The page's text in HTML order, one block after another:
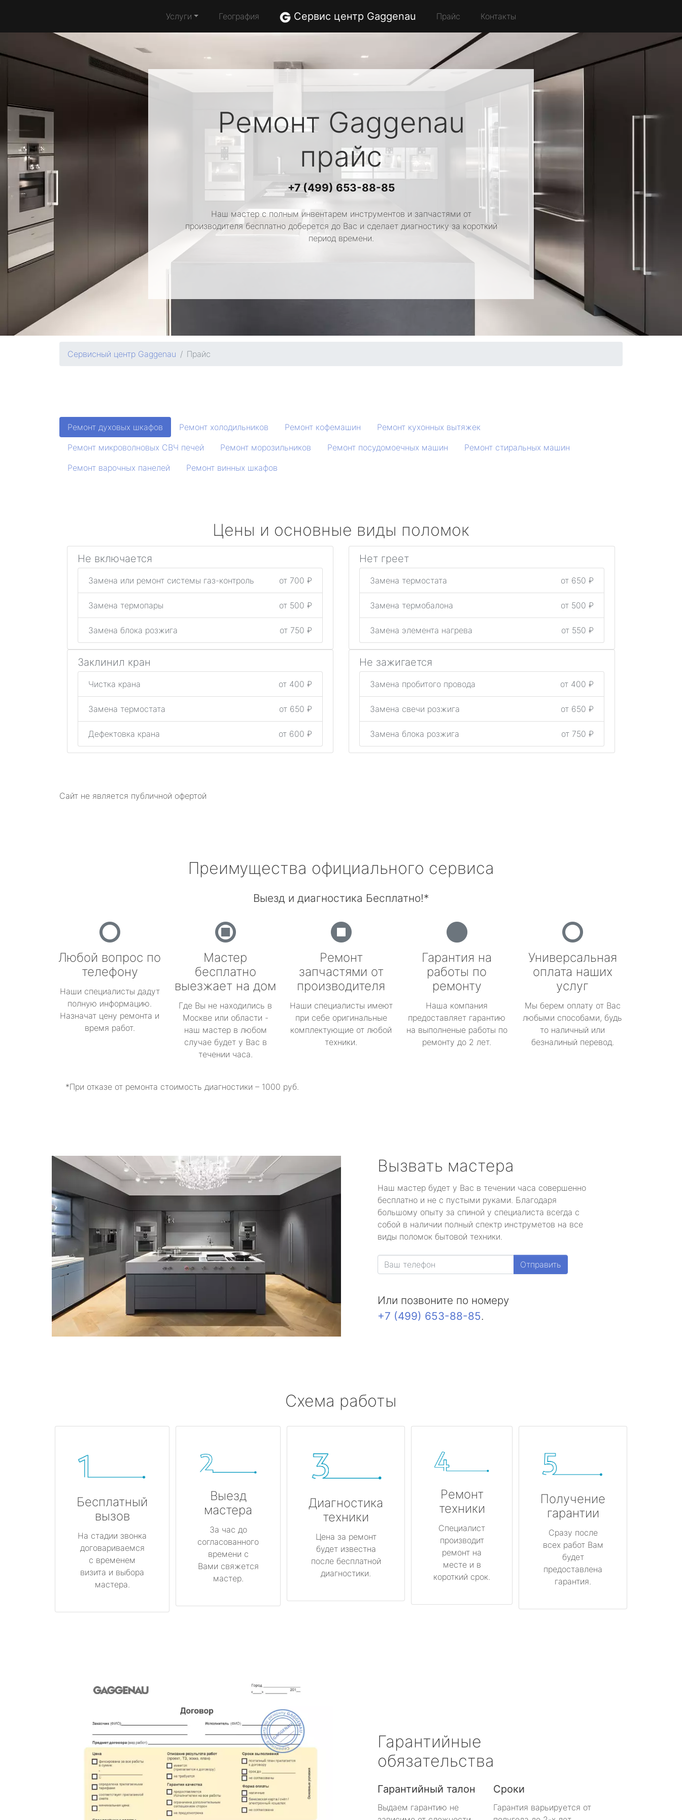
Услуги География Сервис центр Gaggenau Прайс Контакты
Ремонт Gaggenau
прайс
+7 (499) 653-88-85
Наш мастер с полным инвентарем инструментов и запчастями от
производителя бесплатно доберется до Вас и сделает диагностику за короткий
период времени.
Сервисный центр Gaggenau Прайс
Ремонт духовых шкафов Ремонт холодильников Ремонт кофемашин
Ремонт кухонных вытяжек
Ремонт микроволновых СВЧ печей
Ремонт морозильников Ремонт посудомоечных машин
Ремонт стиральных машин
Ремонт варочных панелей
Ремонт винных шкафов
Цены и основные виды поломок
Не включается
Замена или ремонт системы газ-контроль от 700 ₽
Замена термопары от 500 ₽
Замена блока розжига от 750 ₽
Нет греет
Замена термостата от 650 ₽
Замена термобалона от 500 ₽
Замена элемента нагрева от 550 ₽
Заклинил кран
Чистка крана от 400 ₽
Замена термостата от 650 ₽
Дефектовка крана от 600 ₽
Не зажигается
Замена пробитого провода от 400 ₽
Замена свечи розжига от 650 ₽
Замена блока розжига от 750 ₽
Сайт не является публичной офертой
Преимущества официального сервиса
Выезд и диагностика Бесплатно!*
Любой вопрос по
телефону
Наши специалисты дадут
полную информацию.
Назначат цену ремонта и
время работ.
Мастер
бесплатно
выезжает на дом
Где Вы не находились в
Москве или области -
наш мастер в любом
случае будет у Вас в
течении часа.
Ремонт
запчастями от
производителя
Наши специалисты имеют
при себе оригинальные
комплектующие от любой
техники.
Гарантия на
работы по
ремонту
Наша компания
предоставляет гарантию
на выполненые работы по
ремонту до 2 лет.
Универсальная
оплата наших
услуг
Мы берем оплату от Вас
любыми способами, будь
то наличный или
безналиный перевод.
*При отказе от ремонта стоимость диагностики – 1000 руб.
Вызвать мастера
Наш мастер будет у Вас в течении часа совершенно
бесплатно и не с пустыми руками. Благодаря
большому опыту за спиной у специалиста всегда с
собой в наличии полный спектр инструметов на все
виды поломок бытовой техники.
Отправить
Или позвоните по номеру
+7 (499) 653-88-85.
Схема работы
Бесплатный
вызов
На стадии звонка
договариваемся
с временем
визита и выбора
мастера.
Выезд
мастера
За час до
согласованного
времени с
Вами свяжется
мастер.
Диагностика
техники
Цена за ремонт
будет известна
после бесплатной
диагностики.
Ремонт
техники
Специалист
производит
ремонт на
месте и в
короткий срок.
Получение
гарантии
Сразу после
всех работ Вам
будет
предоставлена
гарантия.
Гарантийные
обязательства
Гарантийный талон
Выдаем гарантию не
Сроки
Гарантия варьируется от